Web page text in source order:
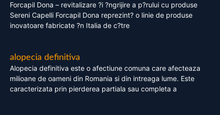
Forcapil Dona – revitalizare ?i ?ngrijire a p?rului cu produse
Sereni Capelli Forcapil Dona reprezint? o linie de produse
inovatoare fabricate ?n Italia de c?tre
alopecia definitiva
Alopecia definitiva este o afectiune comuna care afecteaza
milioane de oameni din Romania si din intreaga lume. Este
caracterizata prin pierderea partiala sau completa a